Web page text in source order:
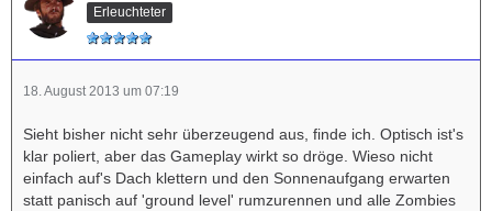
Erleuchteter
18. August 2013 um 07:19
Sieht bisher nicht sehr überzeugend aus, finde ich. Optisch ist's
klar poliert, aber das Gameplay wirkt so dröge. Wieso nicht
einfach auf's Dach klettern und den Sonnenaufgang erwarten
statt panisch auf 'ground level' rumzurennen und alle Zombies